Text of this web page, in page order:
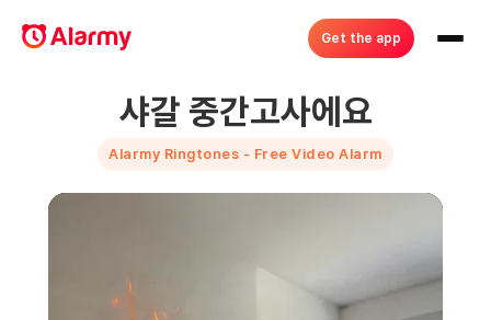
Get the app
샤갈 중간고사에요
Alarmy Ringtones - Free Video Alarm